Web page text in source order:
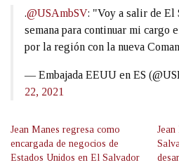
.@USAmbSV: "Voy a salir de El
semana para continuar mi cargo
por la región con la nueva
— Embajada EEUU en ES
22, 2021
Jean Manes regresa como
encargada de negocios de
Estados Unidos en El Salvador